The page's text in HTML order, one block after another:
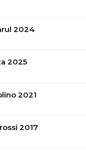
2024
2025
2021
2017